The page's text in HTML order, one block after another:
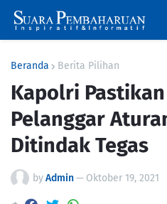
Beranda Berita Pilihan
Kapolri
Pelanggar
Ditindak Tegas
byAdmin— Oktober 19, 2021